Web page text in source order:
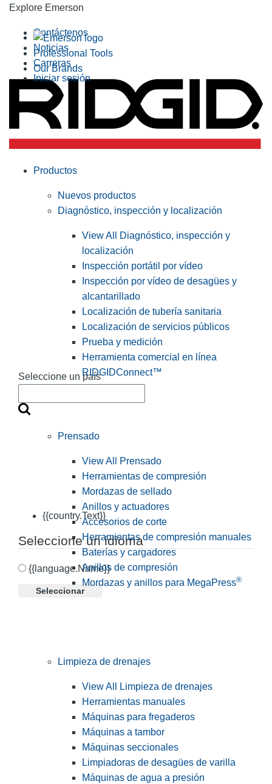
Explore Emerson
Professional Tools
Our Brands
Contáctenos
Noticias
Carreras
Iniciar sesión
Seleccione un país
{{country.Text}}
Seleccione un idioma
{{language.Name}}
Seleccionar
Productos
Nuevos productos
Diagnóstico, inspección y localización
View All Diagnóstico, inspección y
localización
Inspección portátil por vídeo
Inspección por vídeo de desagües y
alcantarillado
Localización de tubería sanitaria
Localización de servicios públicos
Prueba y medición
Herramienta comercial en línea
RIDGIDConnect™
Prensado
View All Prensado
Herramientas de compresión
Mordazas de sellado
Anillos y actuadores
Accesorios de corte
Herramientas de compresión manuales
Baterías y cargadores
Anillos de compresión
Mordazas y anillos para MegaPress®
Limpieza de drenajes
View All Limpieza de drenajes
Herramientas manuales
Máquinas para fregaderos
Máquinas a tambor
Máquinas seccionales
Limpiadoras de desagües de varilla
Máquinas de agua a presión